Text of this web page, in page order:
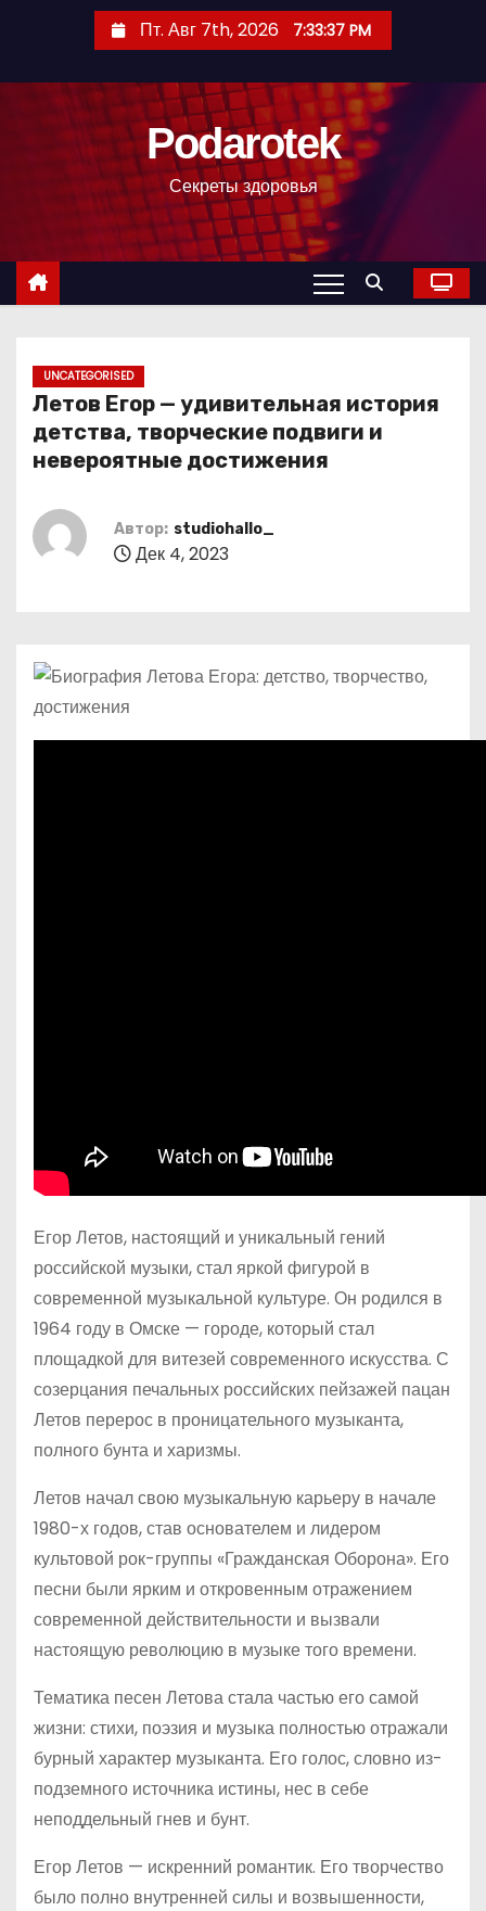
с
Пт. Авг 7th, 2026 7:33:38 PM
Podarotek
Секреты здоровья
UNCATEGORISED
Летов Егор — удивительная история
детства, творческие подвиги и
невероятные достижения
Автор: studiohallo_
Дек 4, 2023
Егор Летов, настоящий и уникальный гений
российской музыки, стал яркой фигурой в
современной музыкальной культуре. Он родился в
1964 году в Омске — городе, который стал
площадкой для витезей современного искусства. С
созерцания печальных российских пейзажей пацан
Летов перерос в проницательного музыканта,
полного бунта и харизмы.
Летов начал свою музыкальную карьеру в начале
1980-х годов, став основателем и лидером
культовой рок-группы «Гражданская Оборона». Его
песни были ярким и откровенным отражением
современной действительности и вызвали
настоящую революцию в музыке того времени.
Тематика песен Летова стала частью его самой
жизни: стихи, поэзия и музыка полностью отражали
бурный характер музыканта. Его голос, словно из-
подземного источника истины, нес в себе
неподдельный гнев и бунт.
Егор Летов — искренний романтик. Его творчество
было полно внутренней силы и возвышенности,